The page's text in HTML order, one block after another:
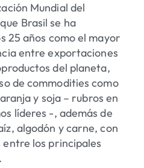
Mundial del
Brasil se ha
25 años como el mayor
entre exportaciones
del planeta,
de commodities como
y soja – rubros en
líderes -, además de
algodón y carne, con
los principales